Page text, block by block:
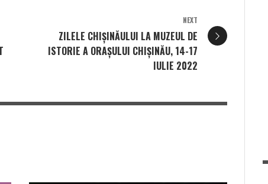
NEXT
ZILELE CHIȘINĂULUI LA MUZEUL DE
ISTORIE A ORAȘULUI CHIȘINĂU, 14-17
IULIE 2022